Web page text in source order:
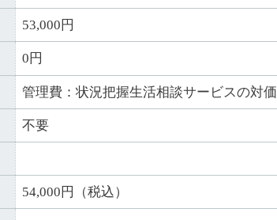
53,000円
0円
管理費：状況把握生活相談サービスの対価
不要
54,000円（税込）